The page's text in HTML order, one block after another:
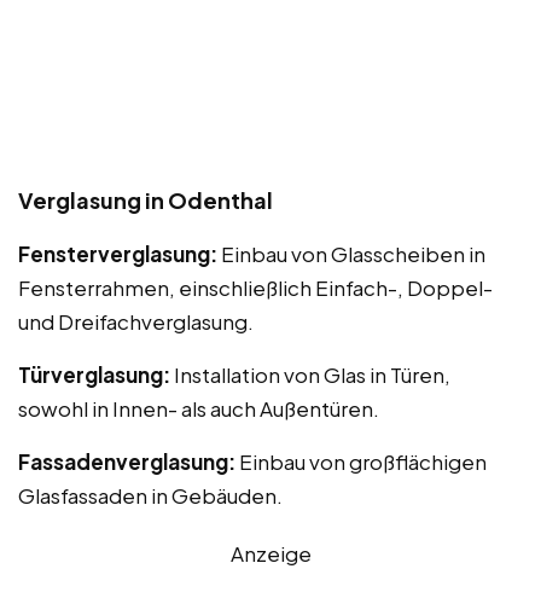
Verglasung in Odenthal
Fensterverglasung: Einbau von Glasscheiben in
Fensterrahmen, einschließlich Einfach-, Doppel-
und Dreifachverglasung.
Türverglasung: Installation von Glas in Türen,
sowohl in Innen- als auch Außentüren.
Fassadenverglasung: Einbau von großflächigen
Glasfassaden in Gebäuden.
Anzeige